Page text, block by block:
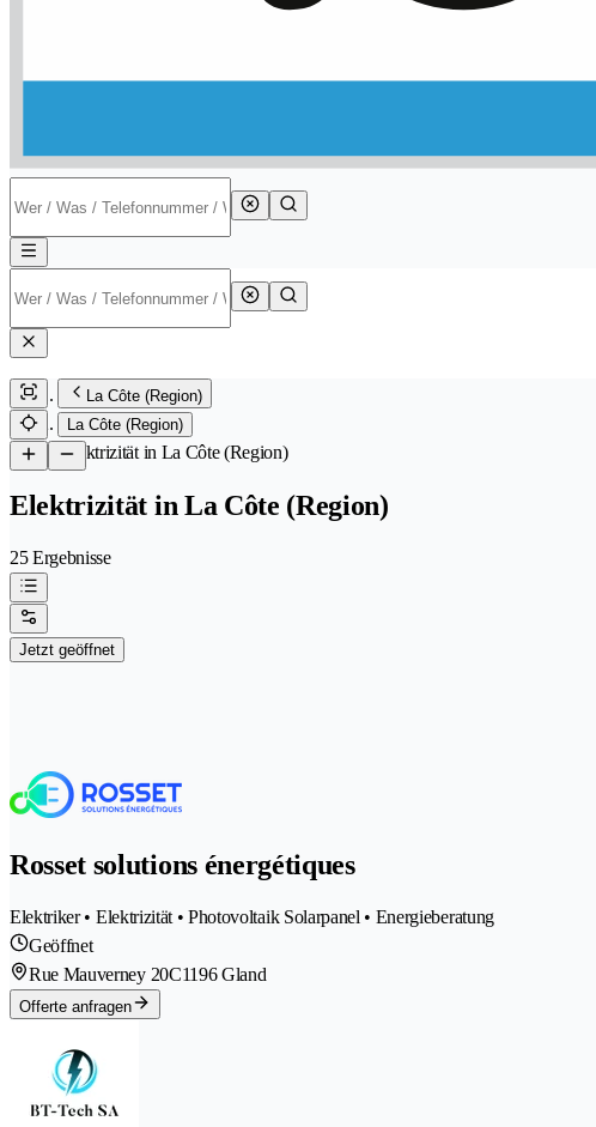
La Côte (Region)
La Côte (Region)
/Elektrizität in La Côte (Region)
Elektrizität in La Côte (Region)
25 Ergebnisse
Jetzt geöffnet
Rosset solutions énergétiques
Elektriker • Elektrizität • Photovoltaik Solarpanel • Energieberatung
Geöffnet
Rue Mauverney 20C1196 Gland
Offerte anfragen